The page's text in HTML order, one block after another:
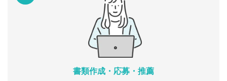
書類作成・応募・推薦